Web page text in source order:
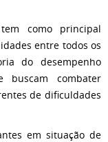
como principal
entre todos os
do desempenho
combater
de dificuldades
em situação de